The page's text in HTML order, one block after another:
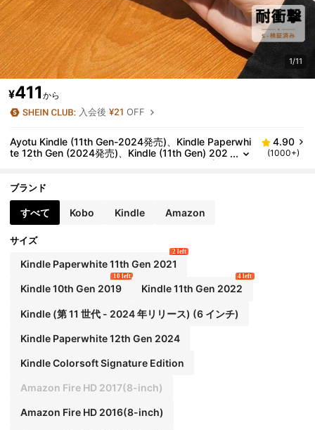
1/11
¥411 から
入会後¥21 OFF
Ayotu Kindle (11th Gen-2024発売)、Kindle Paperwhi
te 12th Gen (2024発売)、Kindle (11th Gen) 202
2発売、Kindle Paperwhite 11th Gen 2021発売、
チ、Fire HD10 (2023)、Fire HD8 (2015/2016/2017)
用 1個 透明 シリコン 保護ケース、耐衝撃、全面保護
ソフトシリコンプロテクターシェル
4.90
(1000+)
ブランド
すべて Kobo Kindle Amazon
サイズ
Kindle Paperwhite 11th Gen 2021
2 left
Kindle 10th Gen 2019
10 left
Kindle 11th Gen 2022
4 left
Kindle (第 11 世代 - 2024 年リリース) (6 インチ)
Kindle Paperwhite 12th Gen 2024
Kindle Colorsoft Signature Edition
Amazon Fire HD 2017(8-inch)
Amazon Fire HD 2016(8-inch)